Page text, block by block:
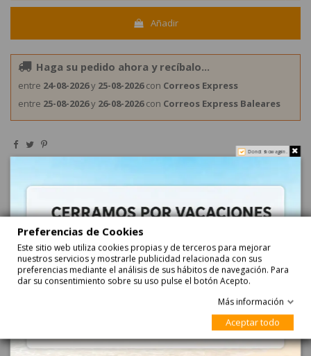
Añadir
Haga su pedido ahora y recíbalo...
entre 24-08-2026y 25-08-2026con Correos Express
entre 25-08-2026y 26-08-2026con Correos Express Baleares
Descripción
TORCIDAS FRESA 18 bolsitas 75G HARIBO golosinas
¿Dónde comprar las golosinas de Haribo en bolsitas?
En tu tienda de chuches online eGolosinas.com podrás comprar a
domicilio al mejor precio todo el catálogo de bolsitas de Haribo
Do not show again.
Preferencias de Cookies
Este sitio web utiliza cookies propias y de terceros para mejorar
nuestros servicios y mostrarle publicidad relacionada con sus
preferencias mediante el análisis de sus hábitos de navegación. Para
dar su consentimiento sobre su uso pulse el botón Acepto.
Más información
Aceptar todo